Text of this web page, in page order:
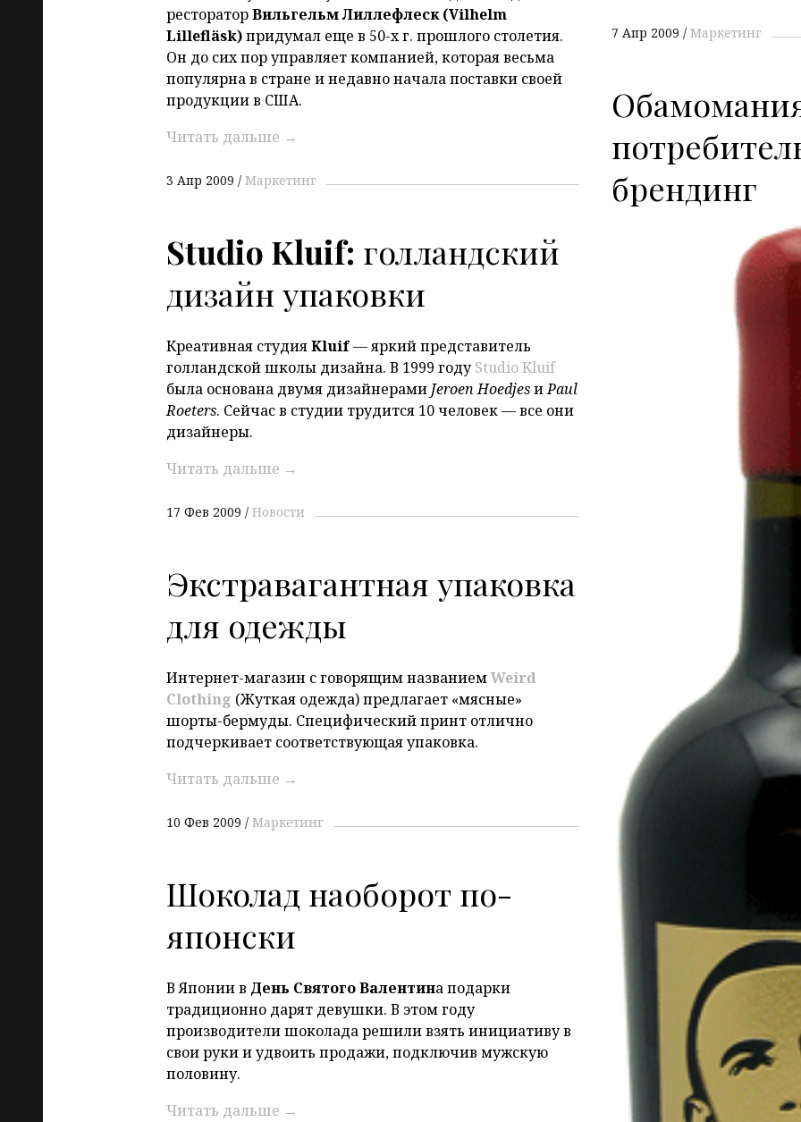
7 Апр 2009 Маркетинг
рестораторВильгельм Лиллефлеск (Vilhelm
Lillefläsk)придумал еще в 50-х г. прошлого столетия.
Он до сих пор управляет компанией, которая весьма
популярна в стране и недавно начала поставки своей
продукции в США.
Читать дальше →
3 Апр 2009 Маркетинг
брендинг
Studio Kluif: голландский
дизайн упаковки
Креативная студияKluif—яркий представитель
голландской школы дизайна. В 1999 годуStudio Kluif
была основана двумя дизайнерами Jeroen HoedjesиPaul
Roeters. Сейчас в студии трудится 10 человек—все они
дизайнеры.
Читать дальше →
17 Фев 2009 Новости
Экстравагантная упаковка
для одежды
Интернет-магазин с говорящим названиемWeird
Clothing (Жуткая одежда) предлагает «мясные»
шорты-бермуды. Специфический принт отлично
подчеркивает соответствующая упаковка.
Читать дальше →
10 Фев 2009 Маркетинг
Шоколад наоборот по-
японски
В Японии в День Святого Валентина подарки
традиционно дарят девушки. В этом году
производители шоколада решили взять инициативу в
свои руки и удвоить продажи, подключив мужскую
половину.
Читать дальше →